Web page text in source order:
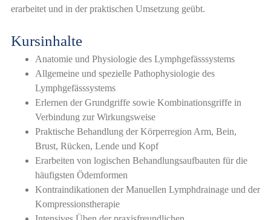
erarbeitet und in der praktischen Umsetzung geübt.
Kursinhalte
Anatomie und Physiologie des Lymphgefässsystems
Allgemeine und spezielle Pathophysiologie des
Lymphgefässsystems
Erlernen der Grundgriffe sowie Kombinationsgriffe in
Verbindung zur Wirkungsweise
Praktische Behandlung der Körperregion Arm, Bein,
Brust, Rücken, Lende und Kopf
Erarbeiten von logischen Behandlungsaufbauten für die
häufigsten Ödemformen
Kontraindikationen der Manuellen Lymphdrainage und der
Kompressionstherapie